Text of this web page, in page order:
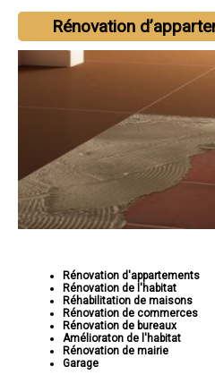
Rénovation
Rénovation d'appartements
Rénovation de l'habitat
Réhabilitation de maisons
Rénovation de commerces
Rénovation de bureaux
Amélioraton de l'habitat
Rénovation de mairie
Garage